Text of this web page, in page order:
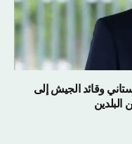
وقائد الجيش إلى
البلدين